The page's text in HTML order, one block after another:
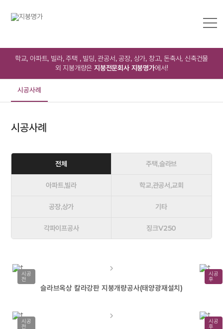
학교, 아파트, 빌라, 주택 , 빌딩, 관공서, 공장, 상가, 창고, 돈축사, 신축건물
외 지붕개량은지붕전문회사 지붕명가에서!
시공사례
시공사례
전체 주택,슬라브
아파트,빌라 학교,관공서,교회
공장,상가 기타
각파이프공사 징크V250
시공
전
시공
후
슬라브옥상 칼라강판 지붕개량공사(태양광재설치)
시공
전
시공
후